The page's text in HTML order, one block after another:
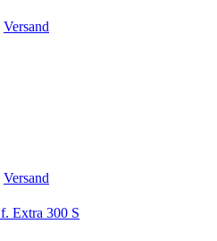
Versand
Versand